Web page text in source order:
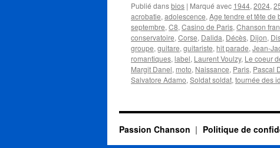
Publié dansbios | Marqué avec 1944, 2024,
acrobatie, adolescence, Age tendre et tête de
septembre, C8, Casino de Paris, Chanson
conservatoire, Corse, Dalida, Décès, Dijon,
groupe, guitare, guitariste, hit parade, Jean-
romantiques, label, Laurent Voulzy, Le coeur
Margit Danel, moto, Naissance, Paris, Pascal
Salvatore Adamo, Soldat soldat, tournée des
Passion Chanson Politique de